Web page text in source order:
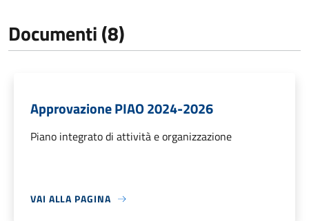
Documenti (8)
Approvazione PIAO 2024-2026
Piano integrato di attività e organizzazione
VAI ALLA PAGINA